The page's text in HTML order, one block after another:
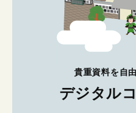
貴重資料を自
デジタル